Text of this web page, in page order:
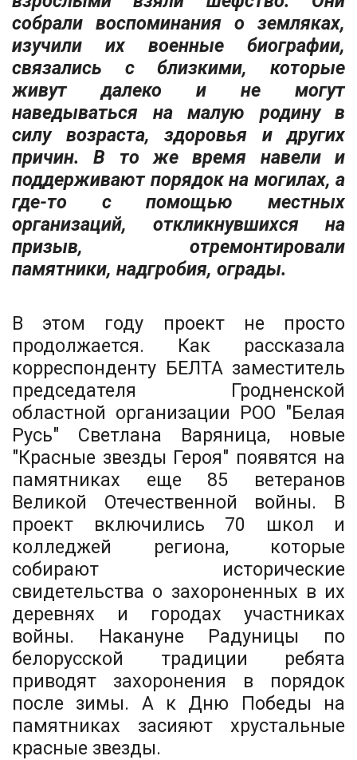
собрали воспоминания о земляках,
изучили их военные биографии,
связались с близкими, которые
живут далеко и не могут
наведываться на малую родину в
силу возраста, здоровья и других
причин. В то же время навели и
поддерживают порядок на могилах, а
где-то с помощью местных
организаций, откликнувшихся на
призыв, отремонтировали
памятники, надгробия, ограды.
В этом году проект не просто
продолжается. Как рассказала
корреспонденту БЕЛТА заместитель
председателя Гродненской
областной организации РОО "Белая
Русь" Светлана Варяница, новые
"Красные звезды Героя" появятся на
памятниках еще 85 ветеранов
Великой Отечественной войны. В
проект включились 70 школ и
колледжей региона, которые
собирают исторические
свидетельства о захороненных в их
деревнях и городах участниках
войны. Накануне Радуницы по
белорусской традиции ребята
приводят захоронения в порядок
после зимы. А к Дню Победы на
памятниках засияют хрустальные
красные звезды.